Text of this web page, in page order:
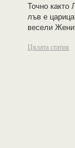
Точно както
лъв е
весели
Цялата статия